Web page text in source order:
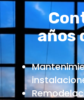
años